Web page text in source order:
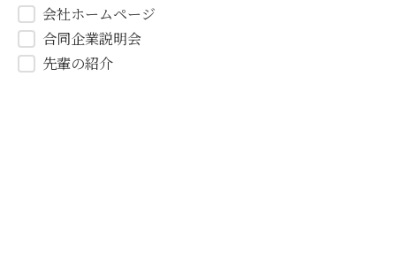
会社ホームページ
合同企業説明会
先輩の紹介